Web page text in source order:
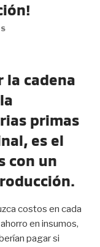
la cadena
primas
es el
con un
costos en cada
en insumos,
pagar si